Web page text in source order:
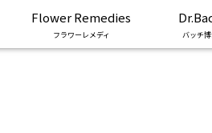
Flower Remedies
フラワーレメディ バッチ